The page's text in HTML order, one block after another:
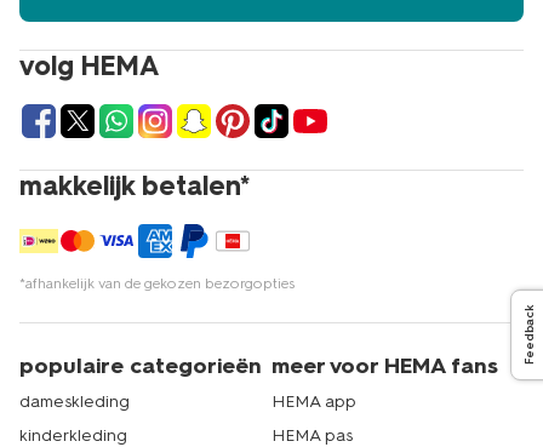
volg HEMA
makkelijk betalen*
*afhankelijk van de gekozen bezorgopties
populaire categorieën
dameskleding
kinderkleding
meer voor HEMA fans
HEMA app
HEMA pas
Feedback